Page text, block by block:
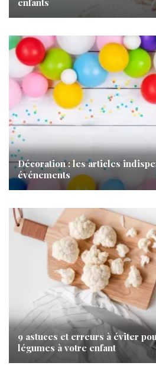
enfants
Décoration : les articles
événements
9 astuces et erreurs à éviter
légumes à votre enfant